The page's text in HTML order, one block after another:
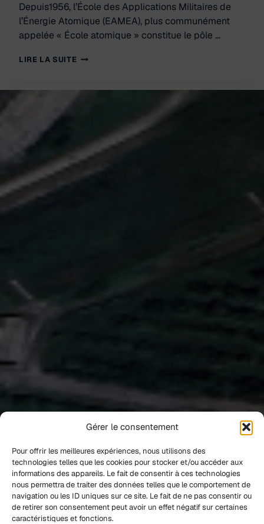
Gérer le consentement
Pour offrir les meilleures expériences, nous utilisons des
technologies telles que les cookies pour stocker et/ou accéder aux
informations des appareils. Le fait de consentir à ces technologies
nous permettra de traiter des données telles que le comportement de
navigation ou les ID uniques sur ce site. Le fait de ne pas consentir ou
de retirer son consentement peut avoir un effet négatif sur certaines
caractéristiques et fonctions.
Depuis1956, l’École des Applications Militaires de
l’Énergie Atomique (EAMEA), plus communément
appelée « École atomique » constitue le pôle …
LIRE LA SUITE NAISSANCE